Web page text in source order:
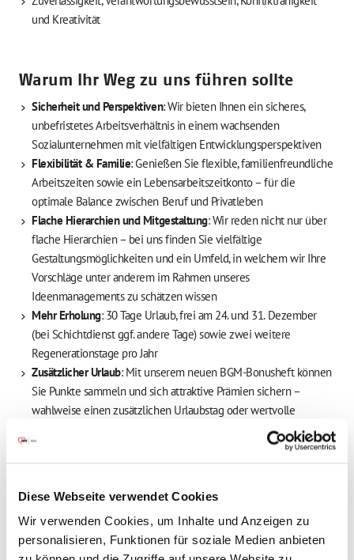
Diese Webseite verwendet Cookies
Wir verwenden Cookies, um Inhalte und Anzeigen zu
personalisieren, Funktionen für soziale Medien anbieten
und Kreativität
Warum Ihr Weg zu uns führen sollte
Sicherheit und Perspektiven: Wir bieten Ihnen ein sicheres,
unbefristetes Arbeitsverhältnis in einem wachsenden
Sozialunternehmen mit vielfältigen Entwicklungsperspektiven
Flexibilität & Familie: Genießen Sie flexible, familienfreundliche
Arbeitszeiten sowie ein Lebensarbeitszeitkonto – für die
optimale Balance zwischen Beruf und Privatleben
Flache Hierarchien und Mitgestaltung: Wir reden nicht nur über
flache Hierarchien – bei uns finden Sie vielfältige
Gestaltungsmöglichkeiten und ein Umfeld, in welchem wir Ihre
Vorschläge unter anderem im Rahmen unseres
Ideenmanagements zu schätzen wissen
Mehr Erholung: 30 Tage Urlaub, frei am 24. und 31. Dezember
(bei Schichtdienst ggf. andere Tage) sowie zwei weitere
Regenerationstage pro Jahr
Zusätzlicher Urlaub: Mit unserem neuen BGM-Bonusheft können
Sie Punkte sammeln und sich attraktive Prämien sichern –
wahlweise einen zusätzlichen Urlaubstag oder wertvolle
: Wir bieten eine tarifliche Bezahlung nach
dem TV AWO Bayern, eine Jahressonderzahlung (85 %),
Altersvorsorge mit Arbeitgeberbeteiligung
Freuen Sie sich auf Extras, die sich auszahlen:
Mitarbeiterbenefits, attraktive Prämien, Fahrradleasing u.v.m.